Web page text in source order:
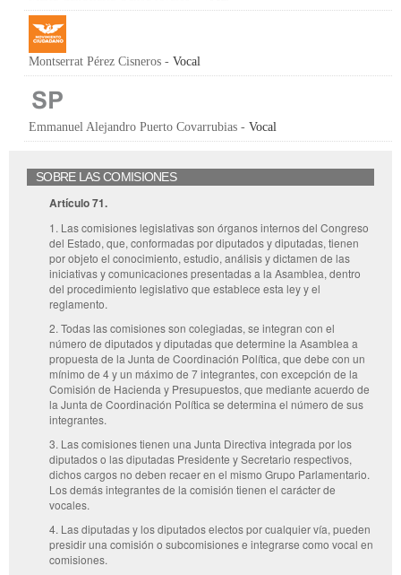
Montserrat Pérez Cisneros - Vocal
Emmanuel Alejandro Puerto Covarrubias - Vocal
SOBRE LAS COMISIONES
Artículo 71.
1. Las comisiones legislativas son órganos internos del Congreso
del Estado, que, conformadas por diputados y diputadas, tienen
por objeto el conocimiento, estudio, análisis y dictamen de las
iniciativas y comunicaciones presentadas a la Asamblea, dentro
del procedimiento legislativo que establece esta ley y el
reglamento.
2. Todas las comisiones son colegiadas, se integran con el
número de diputados y diputadas que determine la Asamblea a
propuesta de la Junta de Coordinación Política, que debe con un
mínimo de 4 y un máximo de 7 integrantes, con excepción de la
Comisión de Hacienda y Presupuestos, que mediante acuerdo de
la Junta de Coordinación Política se determina el número de sus
integrantes.
3. Las comisiones tienen una Junta Directiva integrada por los
diputados o las diputadas Presidente y Secretario respectivos,
dichos cargos no deben recaer en el mismo Grupo Parlamentario.
Los demás integrantes de la comisión tienen el carácter de
vocales.
4. Las diputadas y los diputados electos por cualquier vía, pueden
presidir una comisión o subcomisiones e integrarse como vocal en
comisiones.